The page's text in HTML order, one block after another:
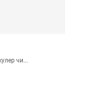
чи...